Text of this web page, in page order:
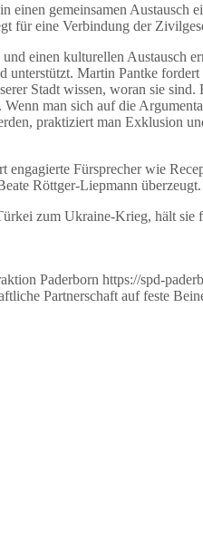
gemeinsamen
für eine Verbindung der
einen kulturellen Austausch
unterstützt. Martin Pantke
Stadt wissen, woran sie
man sich auf die
praktiziert man Exklusion
Fürsprecher wie
Röttger-Liepmann überzeugt.
zum Ukraine-Krieg, hält sie
Paderborn https://spd-
Partnerschaft auf feste